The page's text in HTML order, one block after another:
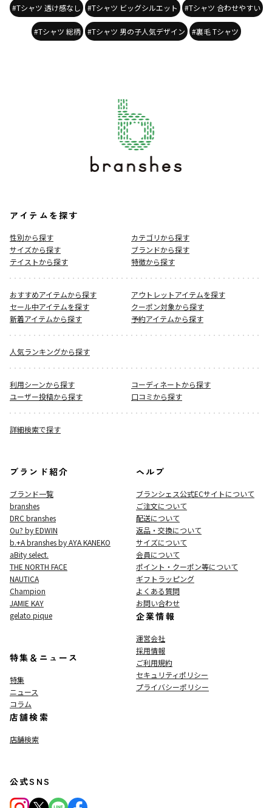
#Tシャツ 透け感なし #Tシャツ ビッグシルエット #Tシャツ 合わせやすい
#Tシャツ 総柄 #Tシャツ 男の子人気デザイン #裏毛 Tシャツ
アイテムを探す
性別から探す
カテゴリから探す
サイズから探す
ブランドから探す
テイストから探す
特徴から探す
おすすめアイテムから探す
アウトレットアイテムを探す
セール中アイテムを探す
クーポン対象から探す
新着アイテムから探す
予約アイテムから探す
人気ランキングから探す
利用シーンから探す
コーディネートから探す
ユーザー投稿から探す
口コミから探す
詳細検索で探す
ブランド紹介
ブランド一覧
branshes
DRC branshes
Ou? by EDWIN
b.+A branshes by AYA KANEKO
aBity select.
THE NORTH FACE
NAUTICA
Champion
JAMIE KAY
gelato pique
特集＆ニュース
特集
ニュース
コラム
店舗検索
店舗検索
ヘルプ
ブランシェス公式ECサイトについて
ご注文について
配送について
返品・交換について
サイズについて
会員について
ポイント・クーポン等について
ギフトラッピング
よくある質問
お問い合わせ
企業情報
運営会社
採用情報
ご利用規約
セキュリティポリシー
プライバシーポリシー
公式SNS